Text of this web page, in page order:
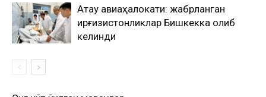
Ақтау авиаҳалокати: жабрланган
қирғизистонликлар Бишкекка олиб
келинди